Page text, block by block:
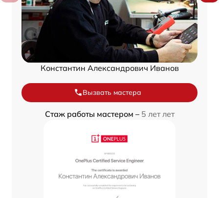
Константин Александрович Иванов
Вызвать мастера
Стаж работы мастером – 5 лет лет